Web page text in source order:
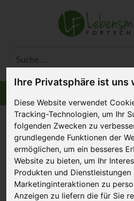
Ihre Privatsphäre ist uns
Diese Website verwendet
Tracking-Technologien, um Ihr
folgenden Zwecken zu
grundlegende Funktionen der
ermöglichen, um ein besseres
Website zu bieten, um Ihr
Produkten und Dienstleistungen
Marketinginteraktionen zu
Anzeigen zu liefern die für Sie
Tierschutzstandards
erfolgreiches
schaffen und
– wir unterstützen